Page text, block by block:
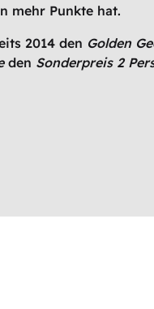
mehr Punkte hat.
2014 den Golden
den Sonderpreis 2